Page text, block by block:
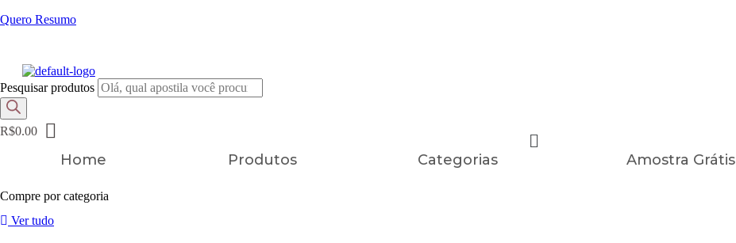
Quero Resumo
Pesquisar produtos
R$0.00
Home Produtos Categorias Amostra Grátis
Compre por categoria
Ver tudo